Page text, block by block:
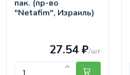
пак. (пр-во
"Netafim", Израиль)
27.54 ₽/шт